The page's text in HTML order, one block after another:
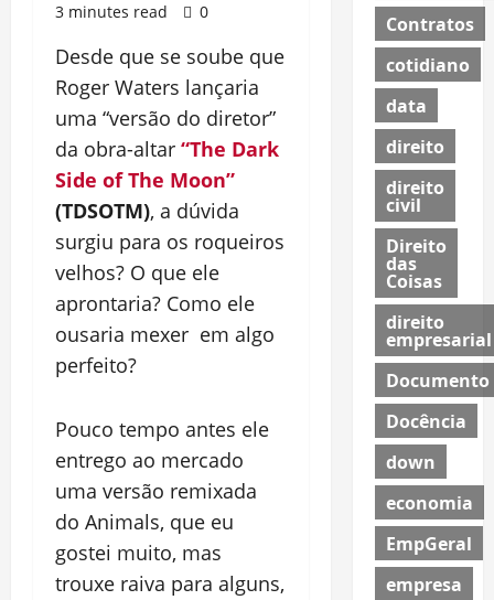
3 minutes read
0
Desde que se soube que
Roger Waters lançaria
uma “versão do diretor”
da obra-altar “The Dark
Side of The Moon”
(TDSOTM), a dúvida
surgiu para os roqueiros
velhos? O que ele
aprontaria? Como ele
ousaria mexer em algo
perfeito?
Pouco tempo antes ele
entrego ao mercado
uma versão remixada
do Animals, que eu
gostei muito, mas
trouxe raiva para alguns,
Contratos
cotidiano
data
direito
direito
civil
Direito
das
Coisas
direito
empresarial
Documento
Docência
down
economia
EmpGeral
empresa